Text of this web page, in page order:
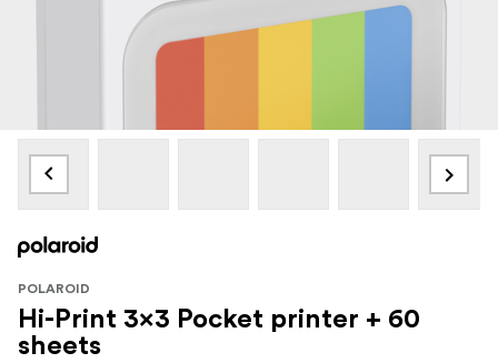
POLAROID
Hi-Print 3x3 Pocket printer + 60
sheets